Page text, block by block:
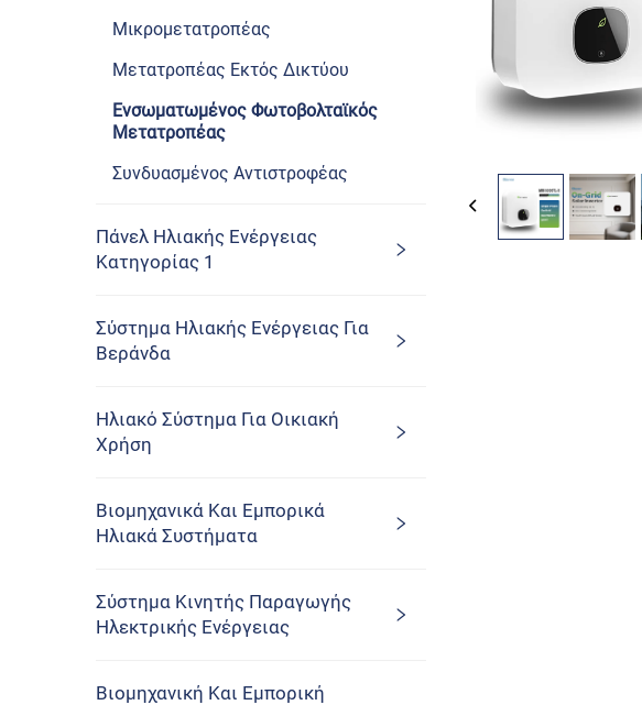
Μικρομετατροπέας
Μετατροπέας Εκτός Δικτύου
Ενσωματωμένος Φωτοβολταϊκός
Μετατροπέας
Συνδυασμένος Αντιστροφέας
Πάνελ Ηλιακής Ενέργειας
Κατηγορίας 1
Σύστημα Ηλιακής Ενέργειας Για
Βεράνδα
Ηλιακό Σύστημα Για Οικιακή
Χρήση
Βιομηχανικά Και Εμπορικά
Ηλιακά Συστήματα
Σύστημα Κινητής Παραγωγής
Ηλεκτρικής Ενέργειας
Βιομηχανική Και Εμπορική